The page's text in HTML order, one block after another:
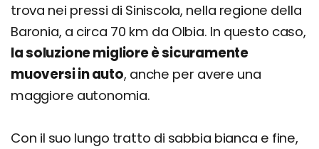
trova nei pressi di Siniscola, nella regione della
Baronia, a circa 70 km da Olbia. In questo caso,
la soluzione migliore è sicuramente
muoversi in auto, anche per avere una
maggiore autonomia.
Con il suo lungo tratto di sabbia bianca e fine,